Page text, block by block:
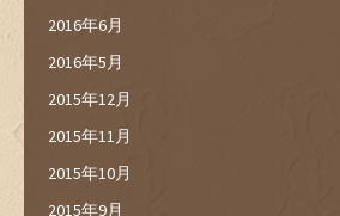
2016年6月
2016年5月
2015年12月
2015年11月
2015年10月
2015年9月